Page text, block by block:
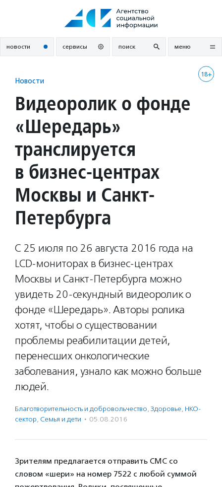
новости сервисы поиск меню
18+
Новости
Видеоролик о фонде
«Шередарь»
транслируется
в бизнес-центрах
Москвы и Санкт-
Петербурга
С 25 июля по 26 августа 2016 года на
LCD-мониторах в бизнес-центрах
Москвы и Санкт-Петербурга можно
увидеть 20-секундный видеоролик о
фонде «Шередарь». Авторы ролика
хотят, чтобы о существовании
проблемы реабилитации детей,
перенесших онкологические
заболевания, узнало как можно больше
людей.
Благотвори­тель­ность и доброволь­чест­во, Здоровье, НКО-
сектор, Семья и дети · 05.08.2016
Зрителям предлагается отправить СМС со
словом «шери» на номер 7522 с любой суммой